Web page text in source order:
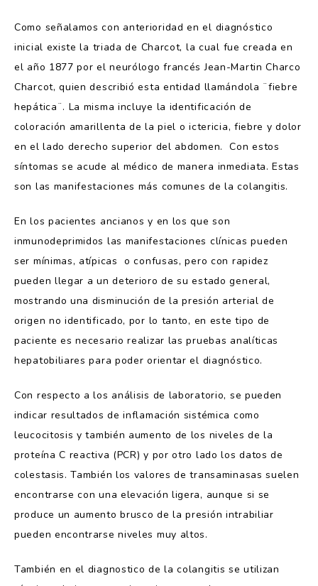
Como señalamos con anterioridad en el diagnóstico
inicial existe la triada de Charcot, la cual fue creada en
el año 1877 por el neurólogo francés Jean-Martin Charco
Charcot, quien describió esta entidad llamándola ¨fiebre
hepática¨. La misma incluye la identificación de
coloración amarillenta de la piel o ictericia, fiebre y dolor
en el lado derecho superior del abdomen. Con estos
síntomas se acude al médico de manera inmediata. Estas
son las manifestaciones más comunes de la colangitis.
En los pacientes ancianos y en los que son
inmunodeprimidos las manifestaciones clínicas pueden
ser mínimas, atípicas o confusas, pero con rapidez
pueden llegar a un deterioro de su estado general,
mostrando una disminución de la presión arterial de
origen no identificado, por lo tanto, en este tipo de
paciente es necesario realizar las pruebas analíticas
hepatobiliares para poder orientar el diagnóstico.
Con respecto a los análisis de laboratorio, se pueden
indicar resultados de inflamación sistémica como
leucocitosis y también aumento de los niveles de la
proteína C reactiva (PCR) y por otro lado los datos de
colestasis. También los valores de transaminasas suelen
encontrarse con una elevación ligera, aunque si se
produce un aumento brusco de la presión intrabiliar
pueden encontrarse niveles muy altos.
También en el diagnostico de la colangitis se utilizan